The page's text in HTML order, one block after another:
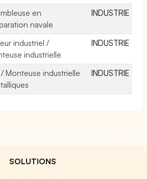
en
navale
INDUSTRIE
industriel /
industrielle
INDUSTRIE
Monteuse industrielle
INDUSTRIE
SOLUTIONS